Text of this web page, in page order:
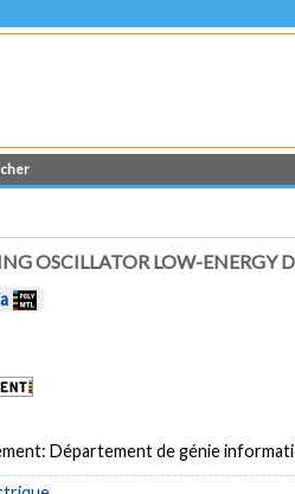
OSCILLATOR LOW-ENERGY
Département de génie